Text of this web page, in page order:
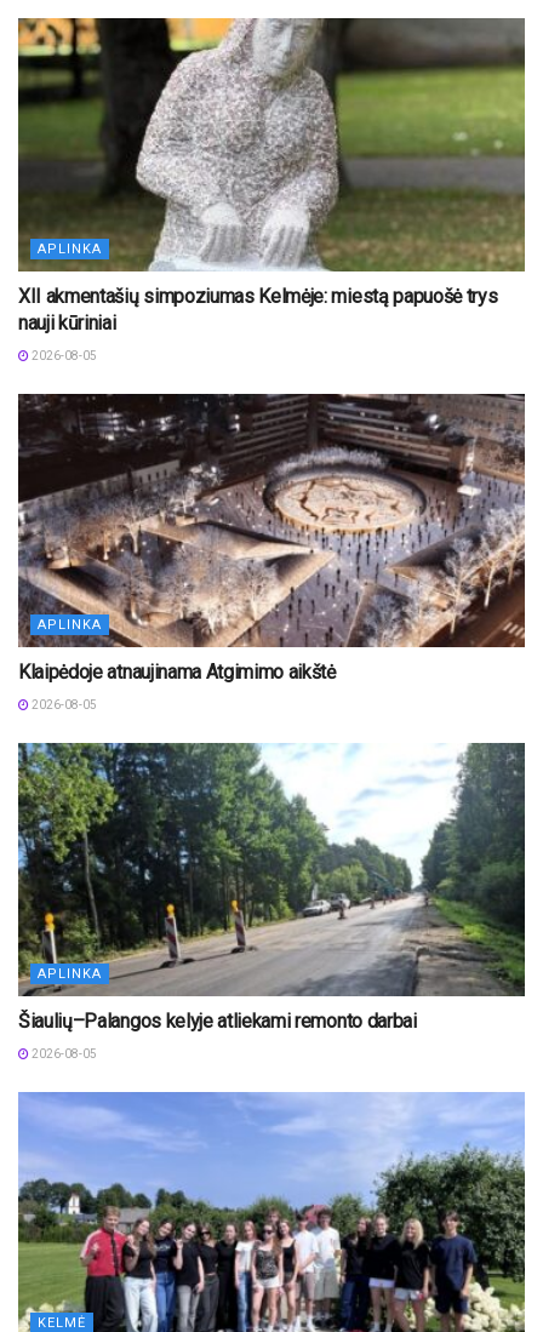
APLINKA
XII akmentašių simpoziumas Kelmėje: miestą papuošė trys
nauji kūriniai
2026-08-05
APLINKA
Klaipėdoje atnaujinama Atgimimo aikštė
2026-08-05
APLINKA
Šiaulių–Palangos kelyje atliekami remonto darbai
2026-08-05
KELMĖ